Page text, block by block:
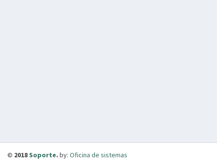
© 2018Soporte. by: Oficina de sistemas